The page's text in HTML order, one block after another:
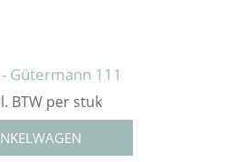
Gütermann 111
BTW per stuk